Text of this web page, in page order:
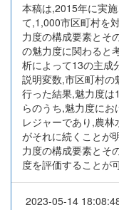
本稿は,2015年に実
て,1,000市区町村を
力度の構成要素とそ
の魅力度に関わると
析によって13の主成
説明変数,市区町村の
行った結果,魅力度
らのうち,魅力度にお
レジャーであり,農
がそれに続くことが
力度の構成要素とそ
度を評価することが
2023-05-14